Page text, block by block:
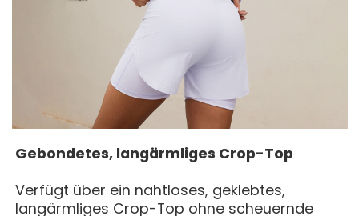
Gebondetes, langärmliges Crop-Top
Verfügt über ein nahtloses, geklebtes,
langärmliges Crop-Top ohne scheuernde